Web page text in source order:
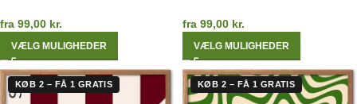
fra 99,00 kr.
VÆLG MULIGHEDER
fra 99,00 kr.
VÆLG MULIGHEDER
KØB 2 – FÅ 1 GRATIS KØB 2 – FÅ 1 GRATIS